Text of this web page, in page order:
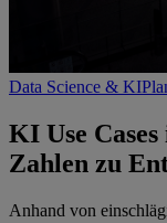
Data Science & KI
KI Use
Zahlen zu
Anhand von